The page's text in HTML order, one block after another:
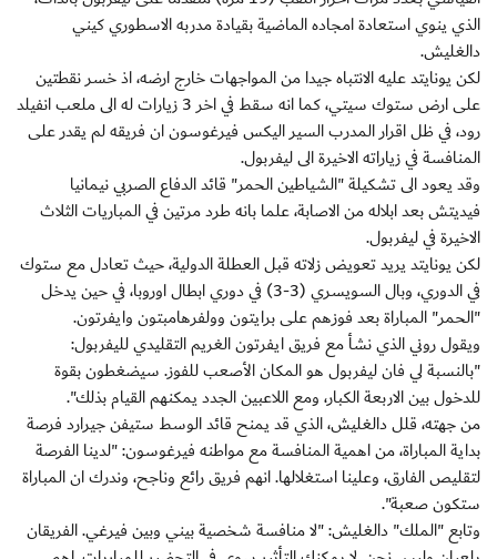
الذي ينوي استعادة امجاده الماضية بقيادة مدربه الاسطوري كيني
دالغليش.
لكن يونايتد عليه الانتباه جيدا من المواجهات خارج ارضه، اذ خسر نقطتين
على ارض ستوك سيتي، كما انه سقط في اخر 3 زيارات له الى ملعب انفيلد
رود، في ظل اقرار المدرب السير اليكس فيرغوسون ان فريقه لم يقدر على
المنافسة في زياراته الاخيرة الى ليفربول.
وقد يعود الى تشكيلة "الشياطين الحمر" قائد الدفاع الصربي نيمانيا
فيديتش بعد ابلاله من الاصابة، علما بانه طرد مرتين في المباريات الثلاث
الاخيرة في ليفربول.
لكن يونايتد يريد تعويض زلاته قبل العطلة الدولية، حيث تعادل مع ستوك
في الدوري، وبال السويسري (3-3) في دوري ابطال اوروبا، في حين يدخل
"الحمر" المباراة بعد فوزهم على برايتون وولفرهامبتون وايفرتون.
ويقول روني الذي نشأ مع فريق ايفرتون الغريم التقليدي لليفربول:
"بالنسبة لي فان ليفربول هو المكان الأصعب للفوز. سيضغطون بقوة
للدخول بين الاربعة الكبار، ومع اللاعبين الجدد يمكنهم القيام بذلك".
من جهته، قلل دالغليش، الذي قد يمنح قائد الوسط ستيفن جيرارد فرصة
بداية المباراة، من اهمية المنافسة مع مواطنه فيرغوسون: "لدينا الفرصة
لتقليص الفارق، وعلينا استغلالها. انهم فريق رائع وناجح، وندرك ان المباراة
ستكون صعبة".
وتابع "الملك" دالغليش: "لا منافسة شخصية بيني وبين فيرغي. الفريقان